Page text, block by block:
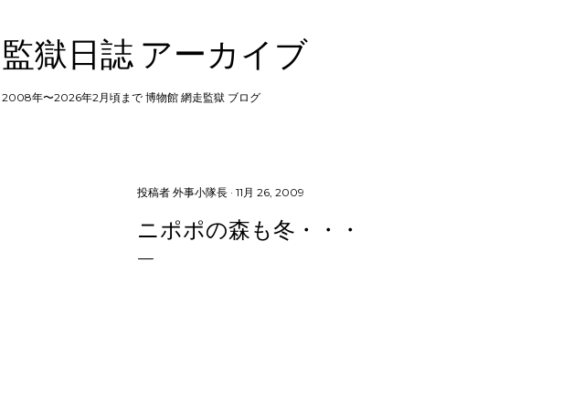
監獄日誌 アーカイブ
2008年〜2026年2月頃まで 博物館 網走監獄 ブログ
投稿者 外事小隊長 11月 26, 2009
ニポポの森も冬・・・